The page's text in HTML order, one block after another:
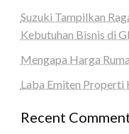
Suzuki Tampilkan
Kebutuhan Bisnis di
Mengapa Harga
Laba Emiten
Recent